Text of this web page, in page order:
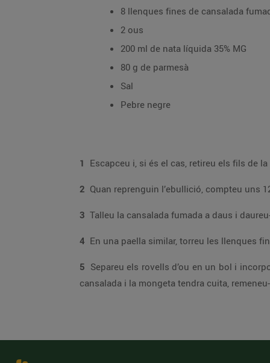
8 llenques fines de cansalada
2 ous
200 ml de nata líquida 35% MG
80 g de parmesà
Sal
Pebre negre
1
2
3
4
5 Separeu els rovells d’ou en un bol i incorporeu-hi la nata i el parmesà ratllat. Bateu-ho enèrgicament i salpebreu-ho amb